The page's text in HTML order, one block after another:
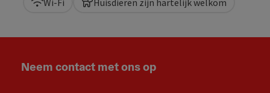
Wi-Fi Huisdieren zijn hartelijk welkom
Neem contact met ons op